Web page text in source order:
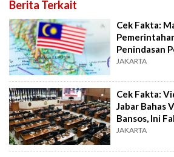
Berita Terkait
Cek Fakta:
Penindasan
Benarkah?
JAKARTA
Cek Fakta:
Jabar Bahas
Bansos, Ini
JAKARTA